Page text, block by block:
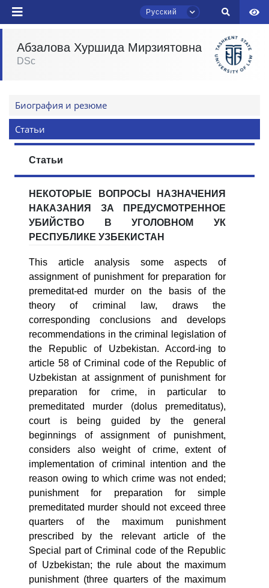
Русский
отправить
Абзалова Хуршида Мирзиятовна
DSc
Биография и резюме
Статьи
Статьи
НЕКОТОРЫЕ ВОПРОСЫ НАЗНАЧЕНИЯ
НАКАЗАНИЯ ЗА ПРЕДУСМОТРЕННОЕ
УБИЙСТВО В УГОЛОВНОМ УК
РЕСПУБЛИКЕ УЗБЕКИСТАН
This article analysis some aspects of
assignment of punishment for preparation for
premeditat-ed murder on the basis of the
theory of criminal law, draws the
corresponding conclusions and develops
recommendations in the criminal legislation of
the Republic of Uzbekistan. Accord-ing to
article 58 of Criminal code of the Republic of
Uzbekistan at assignment of punishment for
preparation for crime, in particular to
premeditated murder (dolus premeditatus),
court is being guided by the general
beginnings of assignment of punishment,
considers also weight of crime, extent of
implementation of criminal intention and the
reason owing to which crime was not ended;
punishment for preparation for simple
premeditated murder should not exceed three
quarters of the maximum punishment
prescribed by the relevant article of the
Special part of Criminal code of the Republic
of Uzbekistan; the rule about the maximum
punishment (three quarters of the maximum
Здравствуйте! Добро пожаловать в чат
приёмной комиссии ТГЮУ.
Оставляйте здесь свои обращения по
вопросам приёма.
Выберите тему — затем появятся
конкретные вопросы:
3. Собеседование (бакалавр) (8)
6. Онлайн-заявки (15) 7. Колл-центр (4)
8. Квота (бакалавриат) (1) 9. Квота (магистратура) (1)
✉️ Написать администратору